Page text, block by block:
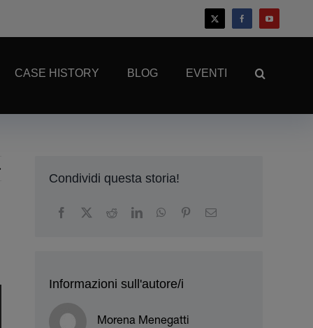
CASE HISTORY BLOG EVENTI
Condividi questa storia!
Informazioni sull'autore/i
Morena Menegatti